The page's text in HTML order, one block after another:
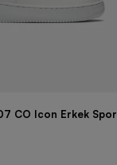
CO Icon Erkek Spor